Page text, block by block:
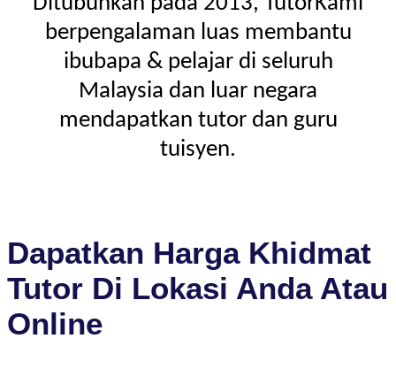
berpengalaman luas membantu
ibubapa & pelajar di seluruh
Malaysia dan luar negara
mendapatkan tutor dan guru
tuisyen.
Dapatkan Harga Khidmat
Tutor Di Lokasi Anda Atau
Online